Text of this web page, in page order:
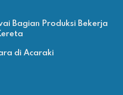
Bagian Produksi Bekerja
di Acaraki